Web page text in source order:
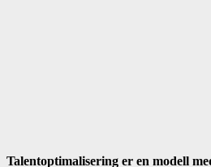
Talentoptimalisering er en modell